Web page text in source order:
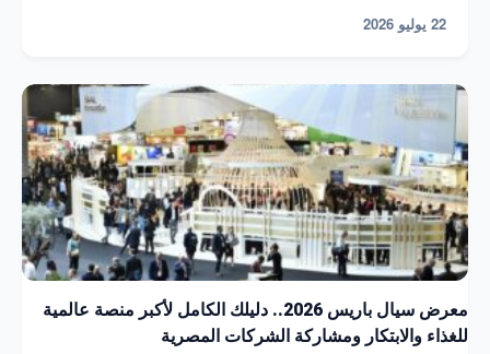
22 يوليو 2026
معرض سيال باريس 2026.. دليلك الكامل لأكبر منصة عالمية
للغذاء والابتكار ومشاركة الشركات المصرية